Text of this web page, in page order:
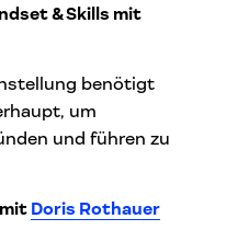
& Skills mit
benötigt
um
und führen zu
Doris Rothauer